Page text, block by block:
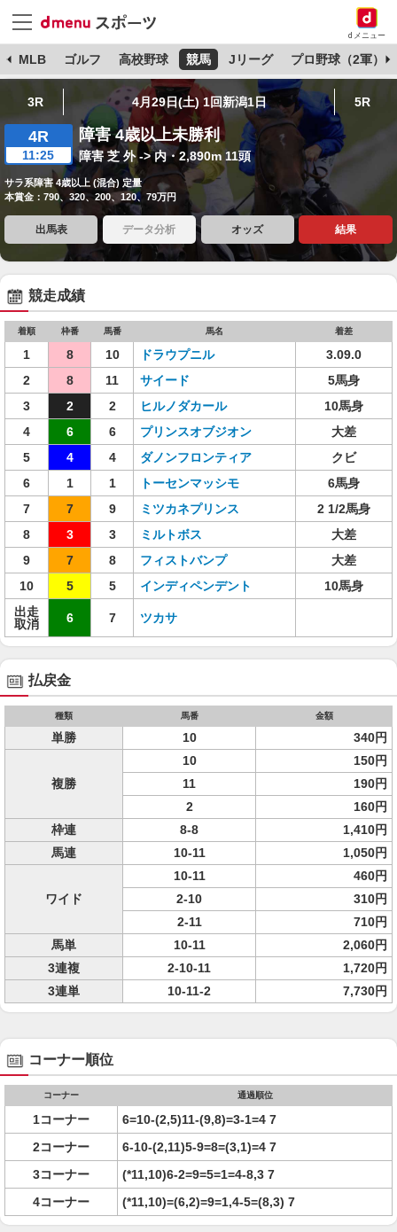
dメニュー
MLB ゴルフ 高校野球 競馬 Jリーグ プロ野球（2軍）
3R 4月29日(土) 1回新潟1日 5R
4R
11:25
障害 4歳以上未勝利
障害 芝 外 -> 内・2,890m 11頭
サラ系障害 4歳以上 (混合) 定量
本賞金：790、320、200、120、79万円
出馬表 データ分析 オッズ 結果
競走成績
着順 枠番 馬番 馬名 着差
1 8 10 ドラウプニル
3.09.0
2
8 11 サイード
5馬身
3
2 2 ヒルノダカール
10馬身
4
6 6 プリンスオブジオン
大差
5
4 4 ダノンフロンティア
クビ
6
1 1 トーセンマッシモ
6馬身
7
7 9 ミツカネプリンス
2 1/2馬身
8
3 3 ミルトボス
大差
9
7 8 フィストバンプ
大差
10
5 5 インディペンデント
10馬身
出走
取消
6 7 ツカサ
払戻金
種類 馬番 金額
単勝 10 340円
複勝
10
150円
11
190円
2
160円
枠連
8-8
1,410円
馬連
10-11 1,050円
ワイド
10-11
460円
2-10
310円
2-11
710円
馬単
10-11
2,060円
3連複
2-10-11
1,720円
3連単
10-11-2 7,730円
コーナー順位
コーナー 通過順位
1コーナー
6=10-(2,5)11-(9,8)=3-1=4 7
2コーナー
6-10-(2,11)5-9=8=(3,1)=4 7
3コーナー
(*11,10)6-2=9=5=1=4-8,3 7
4コーナー
(*11,10)=(6,2)=9=1,4-5=(8,3) 7